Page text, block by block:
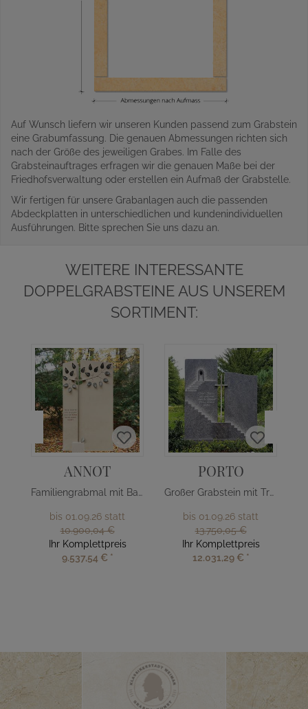
Auf Wunsch liefern wir unseren Kunden passend zum Grabstein
eine Grabumfassung. Die genauen Abmessungen richten sich
nach der Größe des jeweiligen Grabes. Im Falle des
Grabsteinauftrages erfragen wir die genauen Maße bei der
Friedhofsverwaltung oder erstellen ein Aufmaß der Grabstelle.
Wir fertigen für unsere Grabanlagen auch die passenden
Abdeckplatten in unterschiedlichen und kundenindividuellen
Ausführungen. Bitte sprechen Sie uns dazu an.
WEITERE INTERESSANTE
DOPPELGRABSTEINE AUS UNSEREM
SORTIMENT:
ANNOT
Familiengrabmal mit Baum Design
bis 01.09.26 statt
10.900,04 €
Ihr Komplettpreis
9.537,54 € *
PORTO
Großer Grabstein mit Treppe & Kreuz
bis 01.09.26 statt
13.750,05 €
Ihr Komplettpreis
12.031,29 € *